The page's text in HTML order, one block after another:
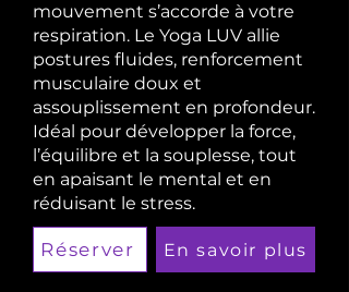
mouvement s’accorde à votre
respiration. Le Yoga LUV allie
postures fluides, renforcement
musculaire doux et
assouplissement en profondeur.
Idéal pour développer la force,
l’équilibre et la souplesse, tout
en apaisant le mental et en
réduisant le stress.
Réserver En savoir plus